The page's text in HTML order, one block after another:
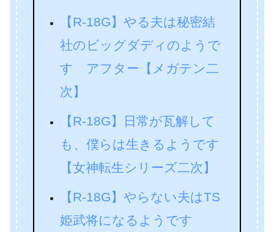
【R-18G】やる夫は秘密結
社のビッグダディのようで
す アフター【メガテン二
次】
【R-18G】日常が瓦解して
も、僕らは生きるようです
【女神転生シリーズ二次】
【R-18G】やらない夫はTS
姫武将になるようです